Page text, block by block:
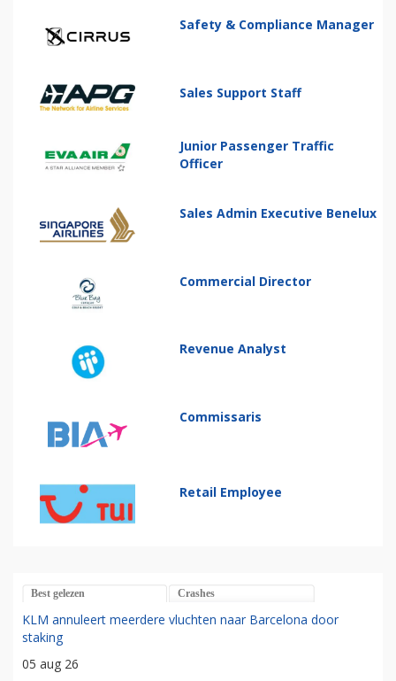
Safety & Compliance Manager
Sales Support Staff
Junior Passenger Traffic
Officer
Sales Admin Executive Benelux
Commercial Director
Revenue Analyst
Commissaris
Retail Employee
Best gelezen Crashes
KLM annuleert meerdere vluchten naar Barcelona door
staking
05 aug 26